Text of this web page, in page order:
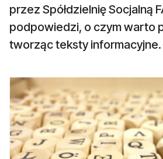
przez Spółdzielnię Socjalną
podpowiedzi, o czym warto
tworząc teksty informacyjne.